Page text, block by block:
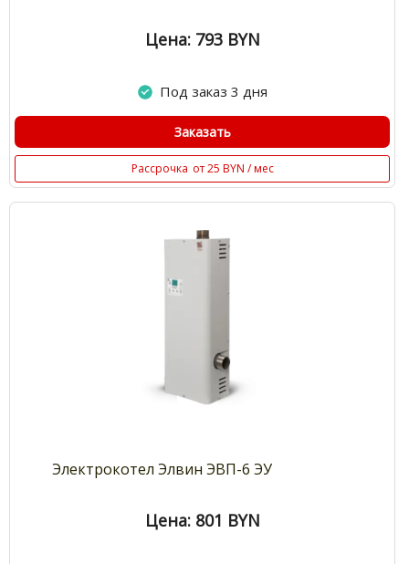
Цена: 793 BYN
Под заказ 3 дня
Заказать
Рассрочка от 25 BYN / мес
Электрокотел Элвин ЭВП-6 ЭУ
Цена: 801 BYN